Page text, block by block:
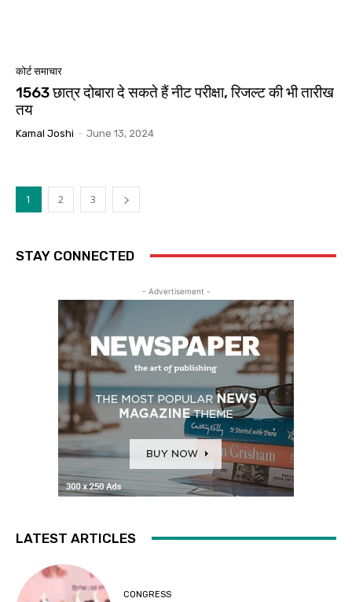
कोर्ट समाचार
1563 छात्र दोबारा दे सकते हैं नीट परीक्षा, रिजल्ट की भी तारीख
तय
Kamal Joshi - June 13, 2024
1 2 3
STAY CONNECTED
- Advertisement -
LATEST ARTICLES
CONGRESS